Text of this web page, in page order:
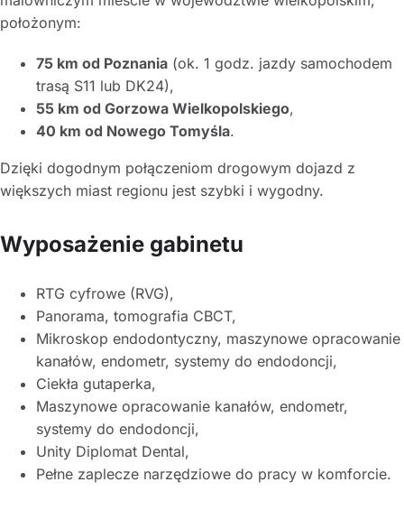
położonym:
75 km od Poznania(ok. 1 godz. jazdy samochodem
trasą S11 lub DK24),
55 km od Gorzowa Wielkopolskiego,
40 km od Nowego Tomyśla.
Dzięki dogodnym połączeniom drogowym dojazd z
większych miast regionu jest szybki i wygodny.
Wyposażenie gabinetu
RTG cyfrowe (RVG),
Panorama, tomografia CBCT,
Mikroskop endodontyczny, maszynowe opracowanie
kanałów, endometr, systemy do endodoncji,
Ciekła gutaperka,
Maszynowe opracowanie kanałów, endometr,
systemy do endodoncji,
Unity Diplomat Dental,
Pełne zaplecze narzędziowe do pracy w komforcie.